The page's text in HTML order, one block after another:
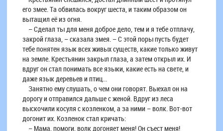
его змее. Та обвилась вокруг шеста, и таким образом он
вытащил её из огня.
– Сделал ты для меня доброе дело, тем и я тебе отплачу,
закрой глаза, – сказала змея. – С этой поры пусть будет
тебе понятен язык всех живых существ, какие только живут
на земле. Крестьянин закрыл глаза, а затем открыл их. И
вдруг он стал понимать все языки, какие есть на свете, и
даже язык деревьев и птиц...
Занятно ему слушать, о чем они говорят. Выехал он на
дорогу и отправился дальше с женой. Вдруг из леса
выскочили косуля с козленком, а за ними – волк. Вот-вот
догонит их. Козленок стал кричать:
– Мама, помоги, волк догоняет меня! Он съест меня!